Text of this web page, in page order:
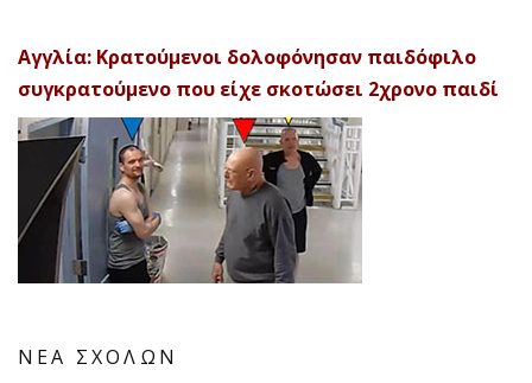
Αγγλία: Κρατούμενοι δολοφόνησαν παιδόφιλο
συγκρατούμενο που είχε σκοτώσει 2χρονο παιδί
ΝΕΑ ΣΧΟΛΩΝ